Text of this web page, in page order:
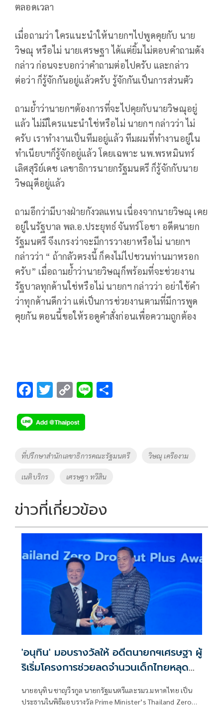
ตลอดเวลา
เมื่อถามว่า ใครแนะนำให้นายกฯไปพูดคุยกับ นาย
วิษณุ หรือไม่ นายเศรษฐา ได้แต่ยิ้มไม่ตอบคำถามดัง
กล่าว ก่อนจะบอกว่าคำถามต่อไปครับ และกล่าว
ต่อว่า ก็รู้จักกันอยู่แล้วครับ รู้จักกันเป็นการส่วนตัว
ถามย้ำว่านายกฯต้องการที่จะไปคุยกับนายวิษณุอยู่
แล้ว ไม่มีใครแนะนำใช่หรือไม่ นายกฯ กล่าวว่า ไม่
ครับ เราทำงานเป็นทีมอยู่แล้ว ทีมผมที่ทำงานอยู่ใน
ทำเนียบฯก็รู้จักอยู่แล้ว โดยเฉพาะ นพ.พรหมินทร์
เลิศสุริย์เดช เลขาธิการนายกรัฐมนตรี ก็รู้จักกับนาย
วิษณุดีอยู่แล้ว
ถามอีกว่ามีบางฝ่ายกังวลแทน เนื่องจากนายวิษณุ เคย
อยู่ในรัฐบาล พล.อ.ประยุทธ์ จันทร์โอชา อดีตนายก
รัฐมนตรี จึงเกรงว่าจะมีการวางยาหรือไม่ นายกฯ
กล่าวว่า “ ถ้ากลัวตรงนี้ ก็คงไม่ไปชวนท่านมาหรอก
ครับ” เมื่อถามย้ำว่านายวิษณุก็พร้อมที่จะช่วยงาน
รัฐบาลทุกด้านใช่หรือไม่ นายกฯ กล่าวว่า อย่าใช้คำ
ว่าทุกด้านดีกว่า แต่เป็นการช่วยงานตามที่มีการพูด
คุยกัน ตอนนี้ขอให้รอดูคำสั่งก่อนเพื่อความถูกต้อง
F
e
b
o
o
k
T
tt
er
C
p
y
Li
k
Li
Tags
ที่ปรึกษาสำนักเลขาธิการคณะรัฐมนตรี วิษณุ เครืองาม
เนติบริกร เศรษฐา ทวีสิน
ข่าวที่เกี่ยวข้อง
'อนุทิน' มอบรางวัลให้ อดีตนายกฯเศรษฐา ผู้
ริเริ่มโครงการช่วยลดจำนวนเด็กไทยหลุด
นายอนุทิน ชาญวีรกูล นายกรัฐมนตรีและรมว.มหาดไทย เป็น
ประธานในพิธีมอบรางวัล Prime Minister’s Thailand Zero